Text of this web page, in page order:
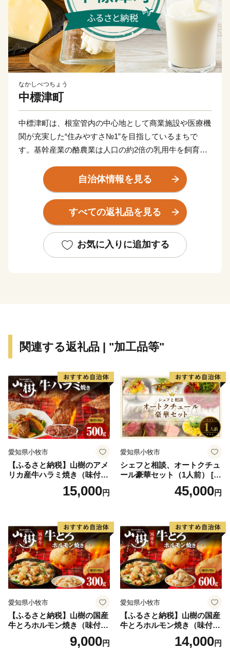
なかしべつちょう
中標津町
中標津町は、根室管内の中心地として商業施設や医療機
関が充実した“住みやすさ№1”を目指しているまちで
す。基幹産業の酪農業は人口の約2倍の乳用牛を飼育
ダチーズなどの様々な乳製品に加工されています。
また、市街地から車で5分の日本最東端の「中標津空
港」は、周囲を知床世界遺産、阿寒湖、屈斜路湖、摩周
やビジネスの拠点として利用されています。空港から牧
場を割って伸びる直線道路「ミルクロード」を通り抜
https://www.soumu.go.jp/main_sosiki/jichi_zeisei/czaisei/
http://www.soumu.go.jp/main_sosiki/jichi_zeisei/czaisei/
◆ふるさと納税お問い合わせセンター
TEL:050-3355-3823
Mail:furusato-nakashibetsu@ccs1981.jp
■不良品の取扱について
万が一、次のような場合には、画像をご用意の上、ふる
てお問い合わせください。
・申し込まれたお礼の品と届いたお礼の品が異なってい
た場合
・お礼の品が破損している場合
・返品方法等については個別にご相談させていただきま
す。
自治体情報を見る
すべての返礼品を見る
お気に入りに追加する
関連する返礼品 | "加工品等"
愛知県小牧市
【ふるさと納税】山樹のアメ
リカ産牛ハラミ焼き（味付）
15,000円
愛知県小牧市
シェフと相談、オートクチュ
ール豪華セット（1人前） [04
45,000円
愛知県小牧市
【ふるさと納税】山樹の国産
牛とろホルモン焼き（味付/
9,000円
愛知県小牧市
【ふるさと納税】山樹の国産
牛とろホルモン焼き（味付/
タレ） 600g ホルモン 肉
牛肉 山樹 国産牛 とろホルモ
14,000円